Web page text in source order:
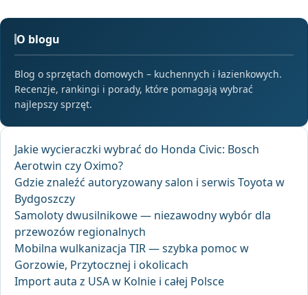
O blogu
Blog o sprzętach domowych – kuchennych i łazienkowych.
Recenzje, rankingi i porady, które pomagają wybrać
najlepszy sprzęt.
Jakie wycieraczki wybrać do Honda Civic: Bosch
Aerotwin czy Oximo?
Gdzie znaleźć autoryzowany salon i serwis Toyota w
Bydgoszczy
Samoloty dwusilnikowe — niezawodny wybór dla
przewozów regionalnych
Mobilna wulkanizacja TIR — szybka pomoc w
Gorzowie, Przytocznej i okolicach
Import auta z USA w Kolnie i całej Polsce